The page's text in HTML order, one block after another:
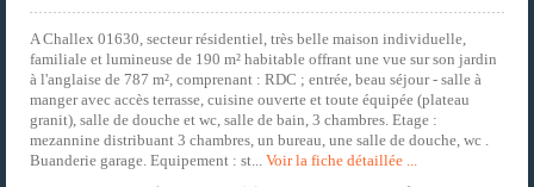
A Challex 01630, secteur résidentiel, très belle maison individuelle,
familiale et lumineuse de 190 m² habitable offrant une vue sur son jardin
à l'anglaise de 787 m², comprenant : RDC ; entrée, beau séjour - salle à
manger avec accès terrasse, cuisine ouverte et toute équipée (plateau
granit), salle de douche et wc, salle de bain, 3 chambres. Etage :
mezannine distribuant 3 chambres, un bureau, une salle de douche, wc .
Buanderie garage. Equipement : st... Voir la fiche détaillée ...